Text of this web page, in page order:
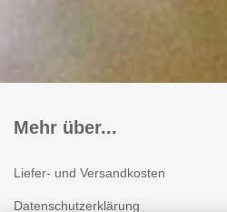
Mehr über...
Liefer- und Versandkosten
Datenschutzerklärung